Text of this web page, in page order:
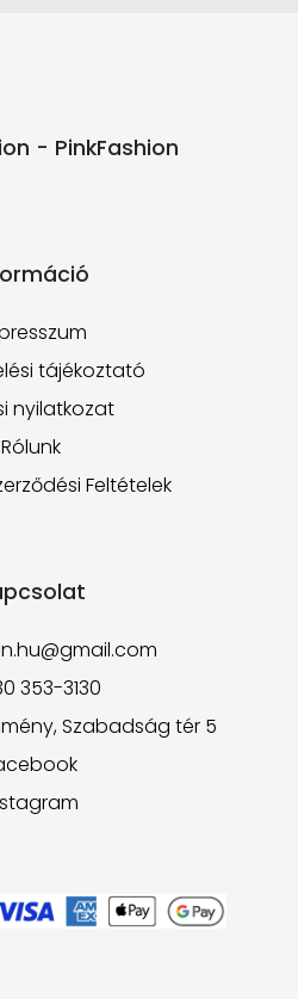
- PinkFashion
tájékoztató
nyilatkozat
Rólunk
Feltételek
353-3130
Szabadság tér 5